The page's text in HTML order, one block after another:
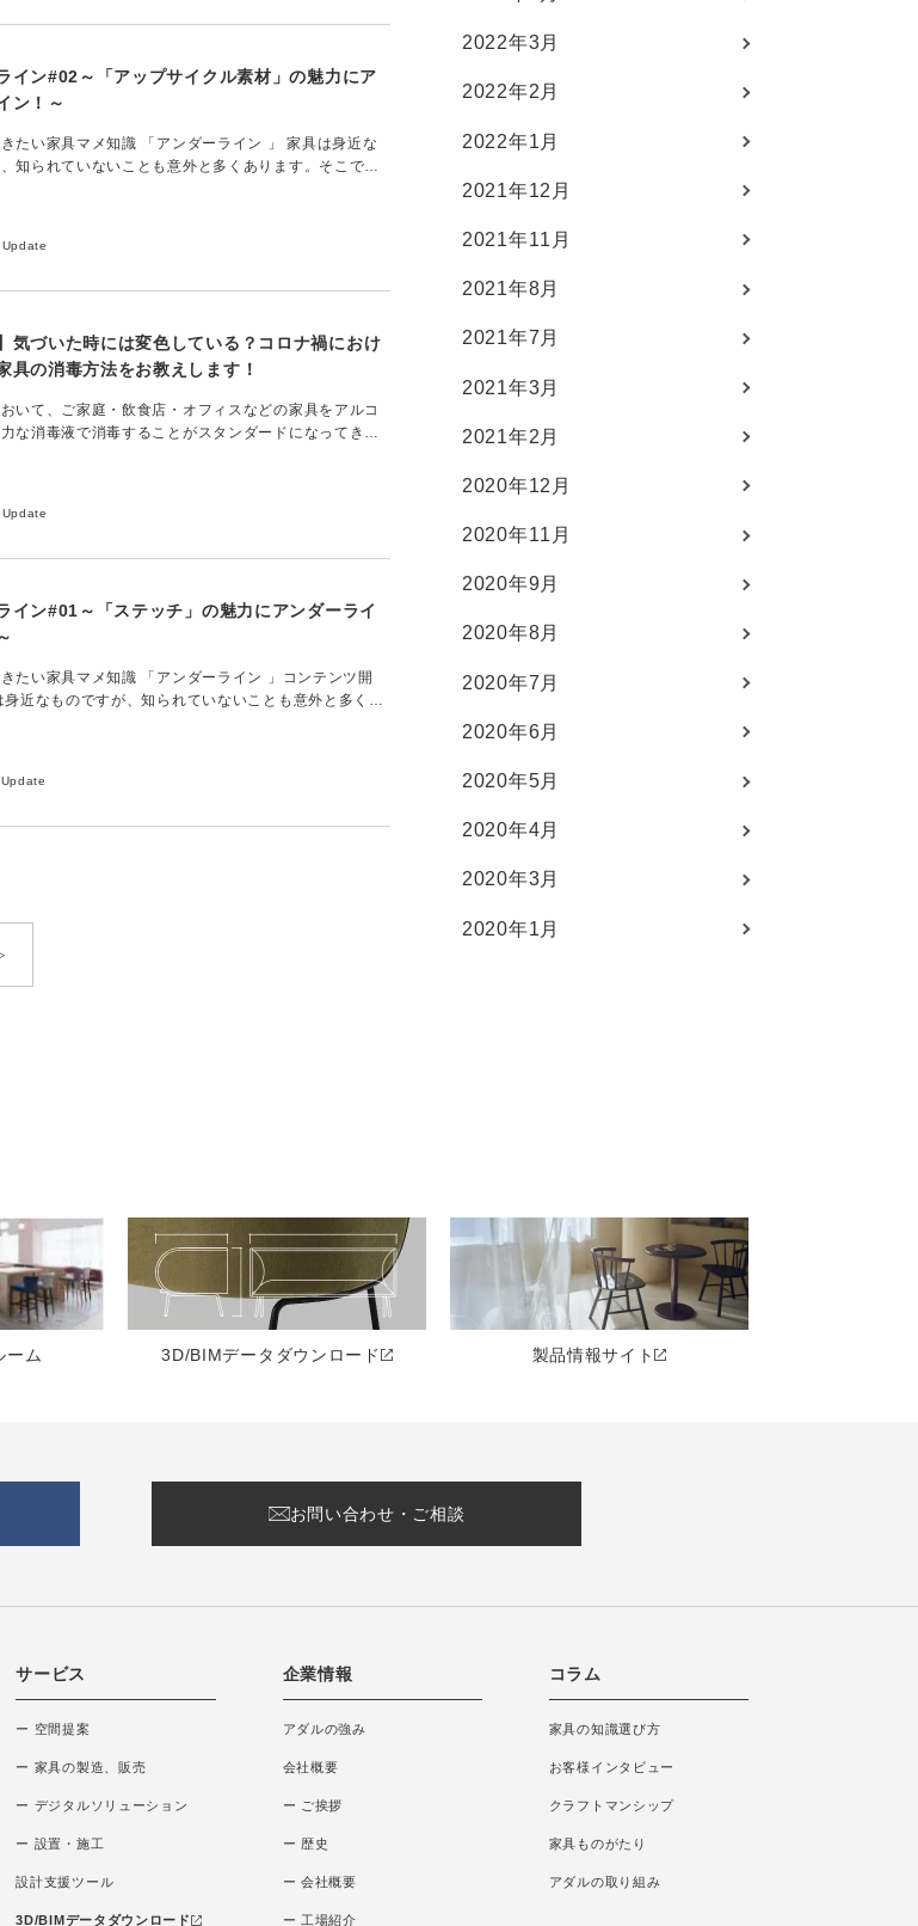
イン#02～「アップサイクル素材」の魅力にア
ン！～
たい家具マメ知識 「アンダーライン 」 家具は身近な
知られていないことも意外と多くあります。そこでこ
気づいた時には変色している？コロナ禍におけ
具の消毒方法をお教えします！
いて、ご家庭・飲食店・オフィスなどの家具をアルコ
な消毒液で消毒することがスタンダードになってきま
イン#01～「ステッチ」の魅力にアンダーライ
たい家具マメ知識 「アンダーライン 」コンテンツ開
身近なものですが、知られていないことも意外と多くあ
2022年3月
2022年2月
2022年1月
2021年12月
2021年11月
2021年8月
2021年7月
2021年3月
2021年2月
2020年12月
2020年11月
2020年9月
2020年8月
2020年7月
2020年6月
2020年5月
2020年4月
2020年3月
2020年1月
ーム 3D/BIMデータ ダウンロード 製品情報サイト
お問い合わせ・ご相談
サービス
ー 空間提案
ー 家具の製造、販売
ー デジタルソリューション
ー 設置・施工
設計支援ツール
3D/BIMデータダウンロード
企業情報
アダルの強み
会社概要
ー ご挨拶
ー 歴史
ー 会社概要
ー 工場紹介
コラム
家具の知識選び方
お客様インタビュー
クラフトマンシップ
家具ものがたり
アダルの取り組み